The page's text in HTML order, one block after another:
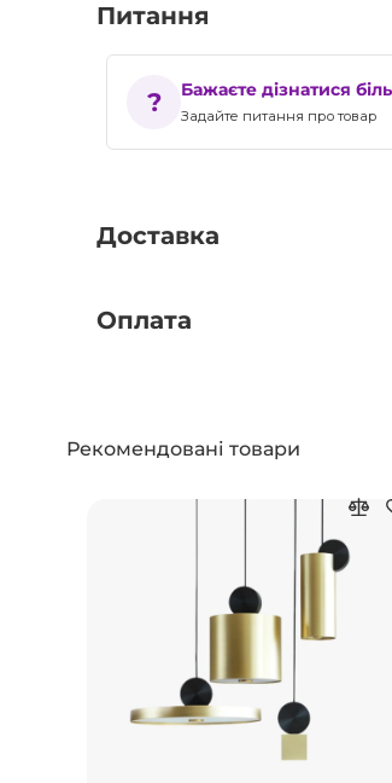
Питання
Бажаєте дізнатися
Задайте питання про товар
Доставка
Оплата
Рекомендовані товари